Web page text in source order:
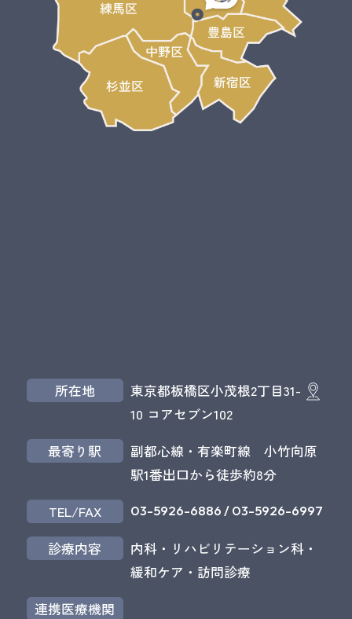
所在地
東京都板橋区小茂根2丁目31-
10 コアセブン102
最寄り駅
副都心線・有楽町線 小竹向原
駅1番出口から徒歩約8分
TEL/FAX
03-5926-6886 /03-5926-6997
診療内容
内科・リハビリテーション科・
緩和ケア・訪問診療
連携医療機関